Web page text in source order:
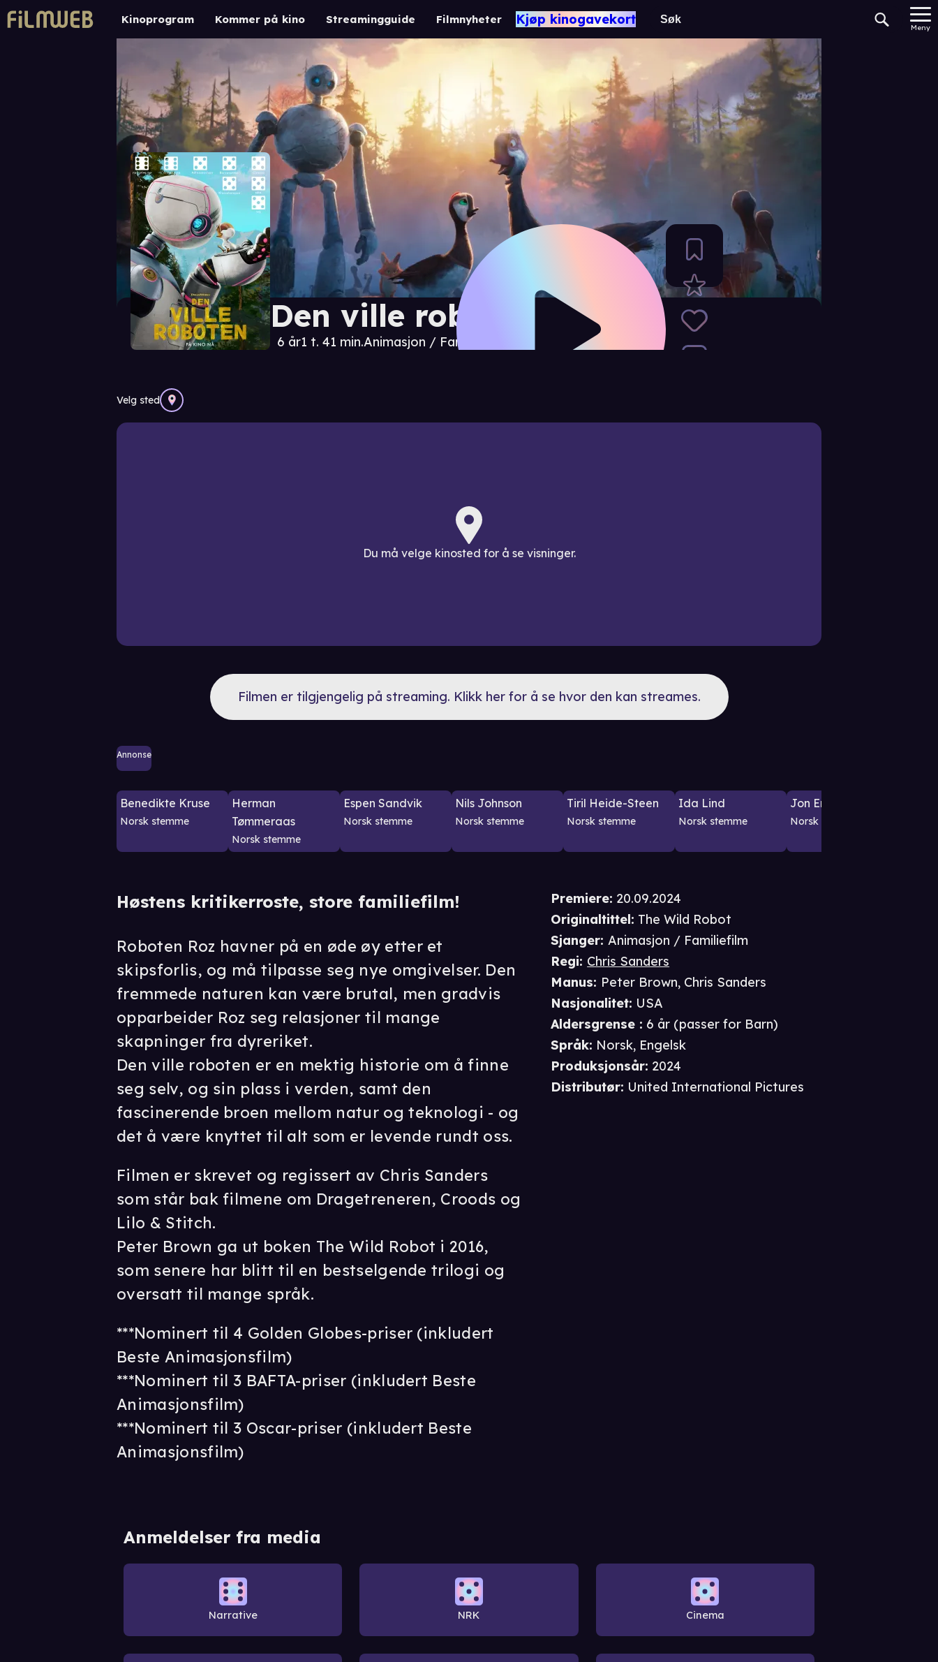
Kinoprogram Kommer på kino Streamingguide Filmnyheter Kjøp kinogavekort
Meny
Den ville roboten
6 år1 t. 41 min.Animasjon / Familiefilm
Velg sted
Du må velge kinosted for å se visninger.
Filmen er tilgjengelig på streaming. Klikk her for å se hvor den kan streames.
Annonse
Benedikte Kruse
Norsk stemme
Herman
Tømmeraas
Norsk stemme
Espen Sandvik
Norsk stemme
Nils Johnson
Norsk stemme
Tiril Heide-Steen
Norsk stemme
Ida Lind
Norsk stemme
Jon Erling Wevling
Norsk stemme
Anmeldelser fra media
Narrative NRK Cinema
Premiere: 20.09.2024
Originaltittel: The Wild Robot
Sjanger:Animasjon / Familiefilm
Regi: Chris Sanders
Manus: Peter Brown, Chris Sanders
Nasjonalitet: USA
Aldersgrense : 6 år (passer for Barn)
Språk: Norsk, Engelsk
Produksjonsår: 2024
Distributør: United International Pictures
Høstens kritikerroste, store familiefilm!
Roboten Roz havner på en øde øy etter et
skipsforlis, og må tilpasse seg nye omgivelser. Den
fremmede naturen kan være brutal, men gradvis
opparbeider Roz seg relasjoner til mange
skapninger fra dyreriket.
Den ville roboten er en mektig historie om å finne
seg selv, og sin plass i verden, samt den
fascinerende broen mellom natur og teknologi - og
det å være knyttet til alt som er levende rundt oss.
Filmen er skrevet og regissert av Chris Sanders
som står bak filmene om Dragetreneren, Croods og
Lilo & Stitch.
Peter Brown ga ut boken The Wild Robot i 2016,
som senere har blitt til en bestselgende trilogi og
oversatt til mange språk.
***Nominert til 4 Golden Globes-priser (inkludert
Beste Animasjonsfilm)
***Nominert til 3 BAFTA-priser (inkludert Beste
Animasjonsfilm)
***Nominert til 3 Oscar-priser (inkludert Beste
Animasjonsfilm)